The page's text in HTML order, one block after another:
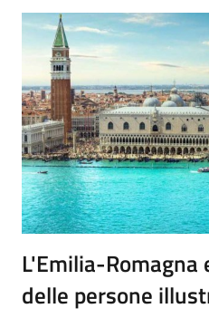
L'Emilia-Romagna
delle persone